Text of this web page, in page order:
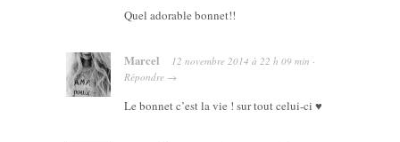
Quel adorable bonnet!!
Marcel 12 novembre 2014 à 22 h 09 min ·
Répondre →
Le bonnet c’est la vie ! sur tout celui-ci ♥